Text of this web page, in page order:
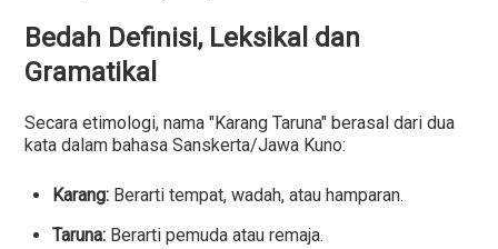
Bedah Definisi, Leksikal dan
Gramatikal
Secara etimologi, nama "Karang Taruna" berasal dari dua
kata dalam bahasa Sanskerta/Jawa Kuno:
Karang: Berarti tempat, wadah, atau hamparan.
Taruna: Berarti pemuda atau remaja.